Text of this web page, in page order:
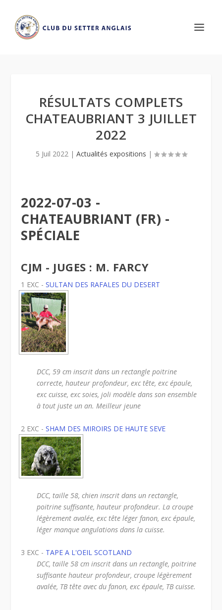
RÉSULTATS COMPLETS
CHATEAUBRIANT 3 JUILLET
2022
5 Juil 2022| Actualités expositions |
2022-07-03 -
CHATEAUBRIANT (FR) -
SPÉCIALE
CJM - JUGES : M. FARCY
1 EXC -SULTAN DES RAFALES DU DESERT
DCC, 59 cm inscrit dans un rectangle poitrine
correcte, hauteur profondeur, exc tête, exc épaule,
exc cuisse, exc soies, joli modèle dans son ensemble
à tout juste un an. Meilleur jeune
2 EXC -SHAM DES MIROIRS DE HAUTE SEVE
DCC, taille 58, chien inscrit dans un rectangle,
poitrine suffisante, hauteur profondeur. La croupe
légèrement avalée, exc tête léger fanon, exc épaule,
léger manque angulations dans la cuisse.
3 EXC - TAPE A L'OEIL SCOTLAND
DCC, taille 58 cm inscrit dans un rectangle, poitrine
suffisante hauteur profondeur, croupe légèrement
avalée, TB tête avec du fanon, exc épaule, TB cuisse.